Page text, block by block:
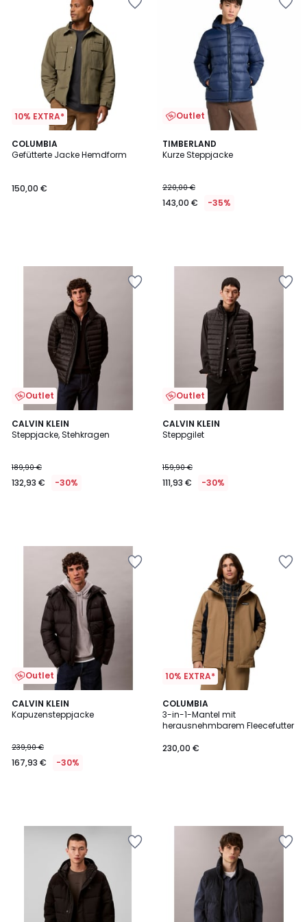
10% EXTRA*
COLUMBIA
Gefütterte Jacke Hemdform
150,00 €
Outlet
TIMBERLAND
Kurze Steppjacke
220,00 €
143,00 € -35%
Outlet
CALVIN KLEIN
Steppjacke, Stehkragen
189,90 €
132,93 € -30%
Outlet
CALVIN KLEIN
Steppgilet
159,90 €
111,93 € -30%
Outlet
CALVIN KLEIN
Kapuzensteppjacke
239,90 €
167,93 € -30%
10% EXTRA*
COLUMBIA
3-in-1-Mantel mit
herausnehmbarem Fleecefutter
230,00 €